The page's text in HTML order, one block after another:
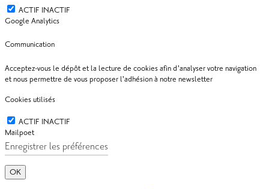
ACTIF INACTIF
Google Analytics
Communication
Acceptez-vous le dépôt et la lecture de cookies afin d'analyser votre navigation
et nous permettre de vous proposer l'adhésion à notre newsletter
Cookies utilisés
ACTIF INACTIF
Mailpoet
OK